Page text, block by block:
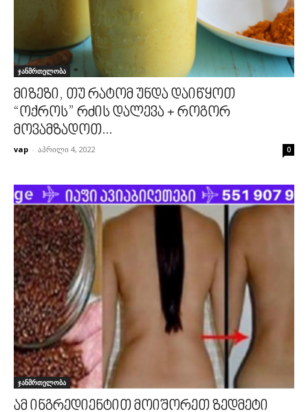
ჯანმრთელობა
მიზეზი, თუ რატომ უნდა დაიწყოთ
“ოქროს” რძის დალევა + როგორ
მოვამზადოთ...
vap - აპრილი 4, 2022 0
ჯანმრთელობა
ამ ინგრედიენტით მოიშორეთ ზედმეტი